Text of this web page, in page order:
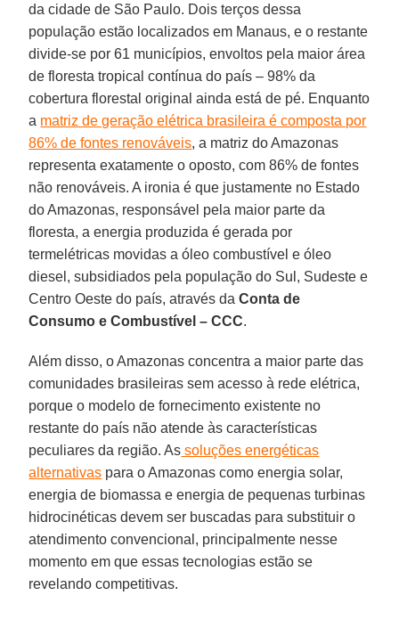
da cidade de São Paulo. Dois terços dessa
população estão localizados em Manaus, e o restante
divide-se por 61 municípios, envoltos pela maior área
de floresta tropical contínua do país – 98% da
cobertura florestal original ainda está de pé. Enquanto
a matriz de geração elétrica brasileira é composta por
86% de fontes renováveis, a matriz do Amazonas
representa exatamente o oposto, com 86% de fontes
não renováveis. A ironia é que justamente no Estado
do Amazonas, responsável pela maior parte da
floresta, a energia produzida é gerada por
termelétricas movidas a óleo combustível e óleo
diesel, subsidiados pela população do Sul, Sudeste e
Centro Oeste do país, através da Conta de
Consumo e Combustível – CCC.
Além disso, o Amazonas concentra a maior parte das
comunidades brasileiras sem acesso à rede elétrica,
porque o modelo de fornecimento existente no
restante do país não atende às características
peculiares da região. As soluções energéticas
alternativas para o Amazonas como energia solar,
energia de biomassa e energia de pequenas turbinas
hidrocinéticas devem ser buscadas para substituir o
atendimento convencional, principalmente nesse
momento em que essas tecnologias estão se
revelando competitivas.